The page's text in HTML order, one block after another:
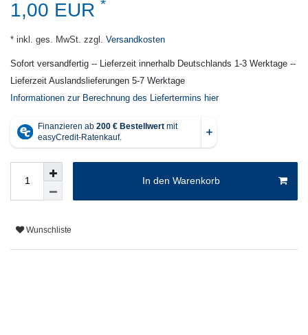
1,00 EUR *
* inkl. ges. MwSt. zzgl. Versandkosten
Sofort versandfertig -- Lieferzeit innerhalb Deutschlands 1-3 Werktage --
Lieferzeit Auslandslieferungen 5-7 Werktage
Informationen zur Berechnung des Liefertermins hier
In den Warenkorb
Wunschliste